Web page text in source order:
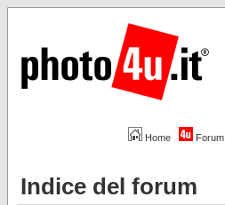
Home Forum
Indice del forum